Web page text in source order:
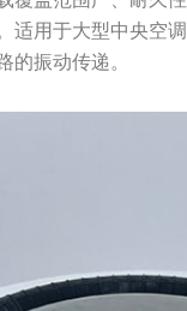
适用于大型中央空
振动传递。